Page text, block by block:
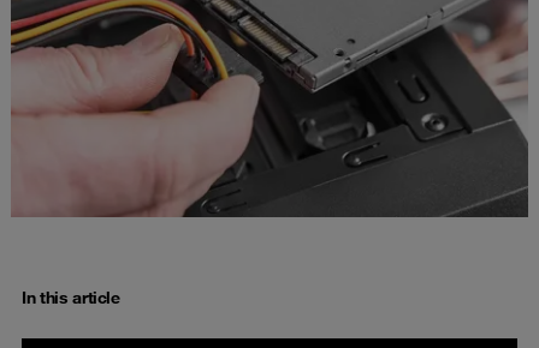
In this article